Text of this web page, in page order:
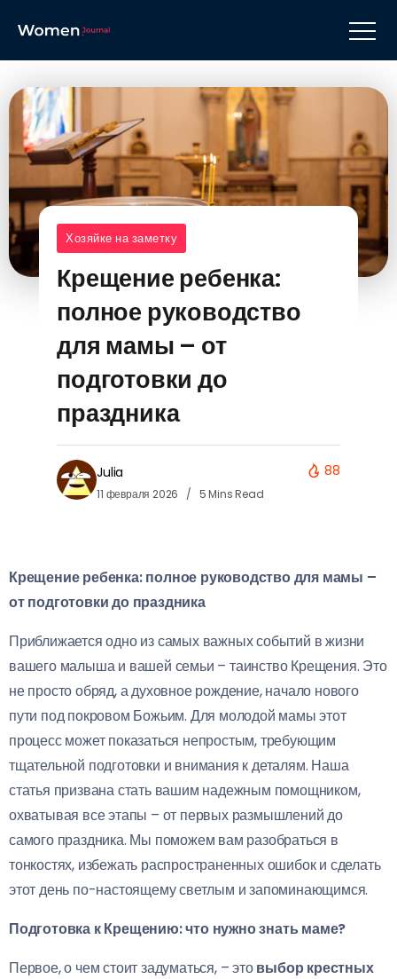
Хозяйке на заметку
Крещение ребенка:
полное руководство
для мамы – от
подготовки до
праздника
Julia
11 февраля 2026 5 Mins Read
88
Крещение ребенка: полное руководство для мамы –
от подготовки до праздника
Приближается одно из самых важных событий в жизни
вашего малыша и вашей семьи – таинство Крещения. Это
не просто обряд, а духовное рождение, начало нового
пути под покровом Божьим. Для молодой мамы этот
процесс может показаться непростым, требующим
тщательной подготовки и внимания к деталям. Наша
статья призвана стать вашим надежным помощником,
охватывая все этапы – от первых размышлений до
самого праздника. Мы поможем вам разобраться в
тонкостях, избежать распространенных ошибок и сделать
этот день по-настоящему светлым и запоминающимся.
Подготовка к Крещению: что нужно знать маме?
Первое, о чем стоит задуматься, – этовыбор крестных